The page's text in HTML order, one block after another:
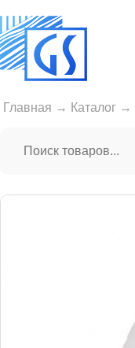
Главная → Каталог →